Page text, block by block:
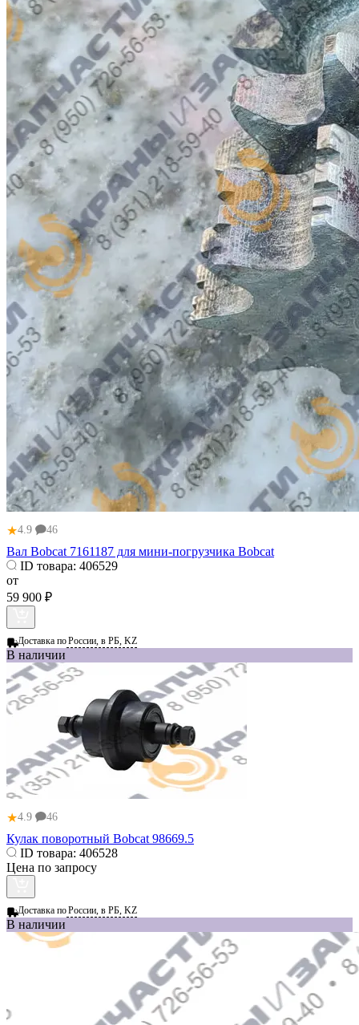
★4.9 46
Вал Bobcat 7161187 для мини-погрузчика Bobcat
ID товара: 406529
от
59 900 ₽
Доставка поРоссии, в РБ, KZ
В наличии
★4.9 46
Кулак поворотный Bobcat 98669.5
ID товара: 406528
Цена по запросу
Доставка поРоссии, в РБ, KZ
В наличии